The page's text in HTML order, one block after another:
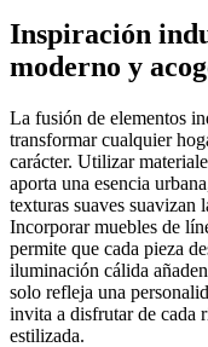
Inspiración
moderno y
La fusión de elementos
transformar cualquier
carácter. Utilizar
aporta una esencia
texturas suaves suavizan
Incorporar muebles de
permite que cada pieza
iluminación cálida
solo refleja una
invita a disfrutar de cada
estilizada.